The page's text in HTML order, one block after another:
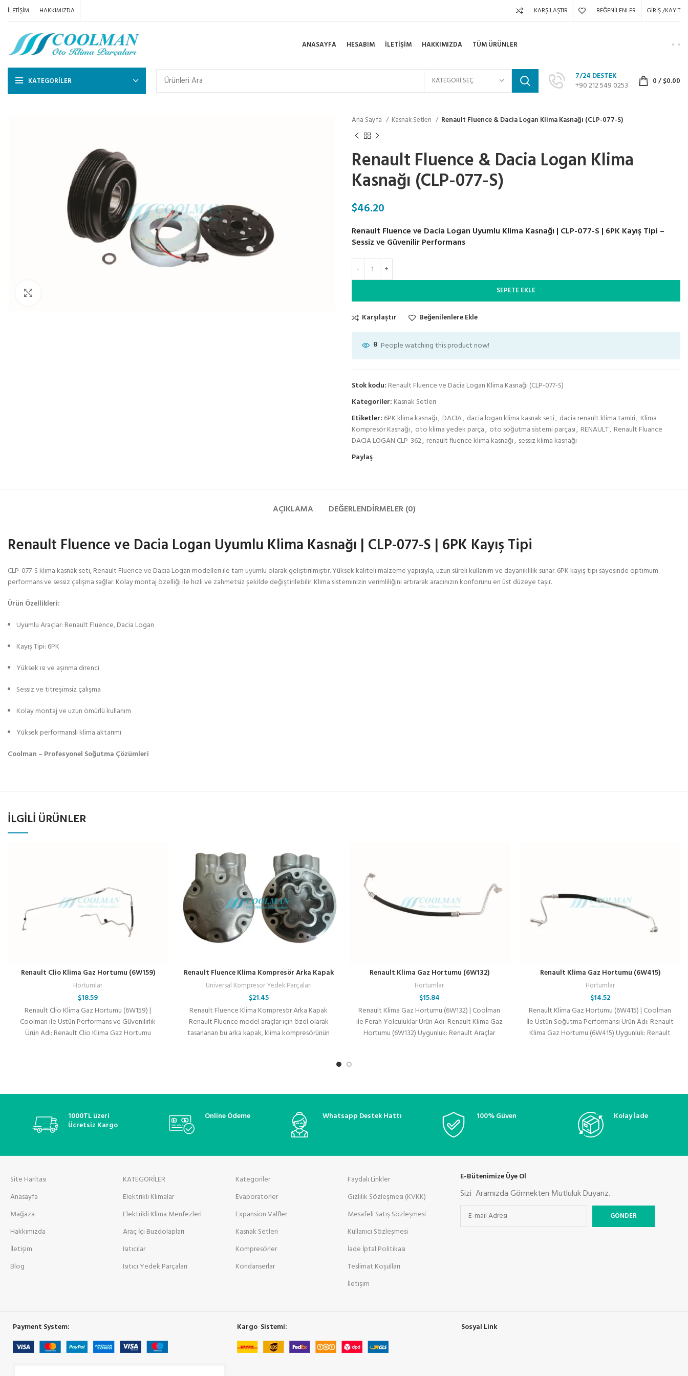
İLETIŞIM HAKKIMIZDA KARŞILAŞTIR BEĞENILENLER GIRIŞ /KAYIT
ANASAYFA HESABIM İLETIŞIM HAKKIMIZDA TÜM ÜRÜNLER
KATEGORILER KATEGORI SEÇ
7/24 DESTEK
+90 212 549 0253
0/$0.00
Ana Sayfa Kasnak Setleri Renault Fluence & Dacia Logan Klima Kasnağı (CLP-077-S)
Renault Fluence & Dacia Logan Klima
Kasnağı (CLP-077-S)
$46.20
Renault Fluence ve Dacia Logan Uyumlu Klima Kasnağı | CLP-077-S | 6PK Kayış Tipi –
Sessiz ve Güvenilir Performans
SEPETE EKLE
Karşılaştır Beğenilenlere Ekle
8 People watching this product now!
Stok kodu: Renault Fluence ve Dacia Logan Klima Kasnağı (CLP-077-S)
Kategoriler: Kasnak Setleri
Etiketler: 6PK klima kasnağı, DACIA, dacia logan klima kasnak seti, dacia renault klima tamiri, Klima
Kompresör Kasnağı, oto klima yedek parça, oto soğutma sistemi parçası, RENAULT, Renault Fluance
DACIA LOGAN CLP-362, renault fluence klima kasnağı, sessiz klima kasnağı
Paylaş
AÇIKLAMA DEĞERLENDIRMELER (0)
Renault Fluence ve Dacia Logan Uyumlu Klima Kasnağı | CLP-077-S | 6PK Kayış Tipi
CLP-077-S klima kasnak seti, Renault Fluence ve Dacia Logan modelleri ile tam uyumlu olarak geliştirilmiştir. Yüksek kaliteli malzeme yapısıyla, uzun süreli kullanım ve dayanıklılık sunar. 6PK kayış tipi sayesinde optimum
performans ve sessiz çalışma sağlar. Kolay montaj özelliği ile hızlı ve zahmetsiz şekilde değiştirilebilir. Klima sisteminizin verimliliğini artırarak aracınızın konforunu en üst düzeye taşır.
Ürün Özellikleri:
Uyumlu Araçlar: Renault Fluence, Dacia Logan
Kayış Tipi: 6PK
Yüksek ısı ve aşınma direnci
Sessiz ve titreşimsiz çalışma
Kolay montaj ve uzun ömürlü kullanım
Yüksek performanslı klima aktarımı
Coolman – Profesyonel Soğutma Çözümleri
İLGILI ÜRÜNLER
Renault Clio Klima Gaz Hortumu (6W159)
Hortumlar
$18.59
Renault Clio Klima Gaz Hortumu (6W159) |
Coolman ile Üstün Performans ve Güvenilirlik
Ürün Adı: Renault Clio Klima Gaz Hortumu
Renault Fluence Klima Kompresör Arka Kapak
Universal Kompresör Yedek Parçaları
$21.45
Renault Fluence Klima Kompresör Arka Kapak
Renault Fluence model araçlar için özel olarak
tasarlanan bu arka kapak, klima kompresörünün
Renault Klima Gaz Hortumu (6W132)
Hortumlar
$15.84
Renault Klima Gaz Hortumu (6W132) | Coolman
ile Ferah Yolculuklar Ürün Adı: Renault Klima Gaz
Hortumu (6W132) Uygunluk: Renault Araçlar
Renault Klima Gaz Hortumu (6W415)
Hortumlar
$14.52
Renault Klima Gaz Hortumu (6W415) | Coolman
İle Üstün Soğutma Performansı Ürün Adı: Renault
Klima Gaz Hortumu (6W415) Uygunluk: Renault
1000TL üzeri
Ücretsiz Kargo
Online Ödeme Whatsapp Destek Hattı 100% Güven Kolay İade
Site Haritası
Anasayfa
Mağaza
Hakkımızda
İletişim
Blog
KATEGORİLER
Elektrikli Klimalar
Elektrikli Klima Menfezleri
Araç İçi Buzdolapları
Isıtıcılar
Isıtıcı Yedek Parçaları
Kategoriler
Evaporatorler
Expansion Valfler
Kasnak Setleri
Kompresörler
Kondanserlar
Faydalı Linkler
Gizlilik Sözleşmesi (KVKK)
Mesafeli Satış Sözleşmesi
Kullanıcı Sözleşmesi
İade İptal Politikası
Teslimat Koşulları
İletişim
E-Bütenimize Üye Ol
Sizi Aramızda Görmekten Mutluluk Duyarız.
Payment System: Kargo Sistemi: Sosyal Link